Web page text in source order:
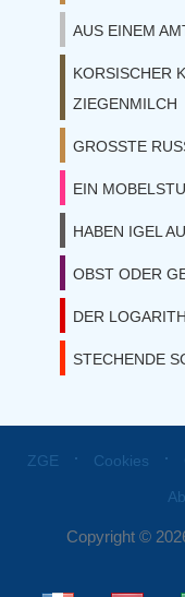
AUS EINEM
KORSISCHER
ZIEGENMILCH
GROSSTE
EIN
HABEN IGEL
OBST ODER
DER
STECHENDE
ZGE ⋅ Cookies ⋅
Copyright ©